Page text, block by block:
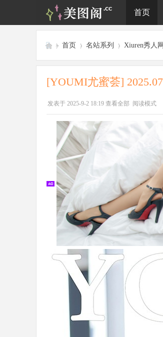
首页
美
阁
» 首页 › 名站系列 › Xiuren秀人网
[YOUMI尤蜜荟]
发表于 2025-9-2 18:19 查看全部 阅读模式